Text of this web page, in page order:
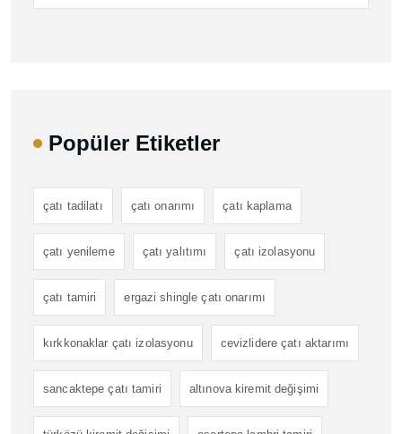
Popüler Etiketler
çatı tadilatı çatı onarımı çatı kaplama
çatı yenileme çatı yalıtımı çatı izolasyonu
çatı tamiri ergazi shingle çatı onarımı
kırkkonaklar çatı izolasyonu cevizlidere çatı aktarımı
sancaktepe çatı tamiri altınova kiremit değişimi